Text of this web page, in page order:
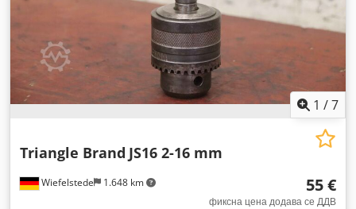
1 /7
Wiefelstede 1.648 km
Triangle Brand JS16 2-16 mm
55 €
фиксна цена додава се ДДВ